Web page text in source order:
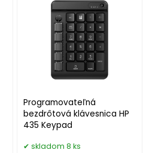
Programovateľná
bezdrôtová klávesnica HP
435 Keypad
skladom 8 ks